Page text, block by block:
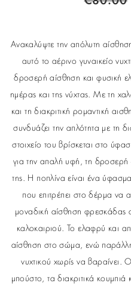
Ανακαλύψτε την απόλυτη
αυτό το αέρινο γυναικείο
δροσερή αίσθηση και φυσική
ημέρας και της νύχτας. Με τη
και τη διακριτική ρομαντική
συνδυάζει την απλότητα με τη
στοιχείο του βρίσκεται στο
για την απαλή υφή, τη δροσερή
της. Η ποπλίνα είναι ένα
που επιτρέπει στο δέρμα να
μοναδική αίσθηση φρεσκάδας
καλοκαιριού. Το ελαφρύ και
αίσθηση στο σώμα, ενώ
νυχτικού χωρίς να βαραίνει.
μπούστο, τα διακριτικά